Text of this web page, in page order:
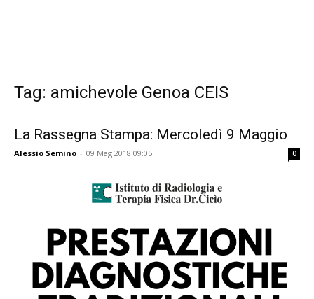
Tag: amichevole Genoa CEIS
La Rassegna Stampa: Mercoledì 9 Maggio
Alessio Semino - 09 Mag 2018 09:05 0